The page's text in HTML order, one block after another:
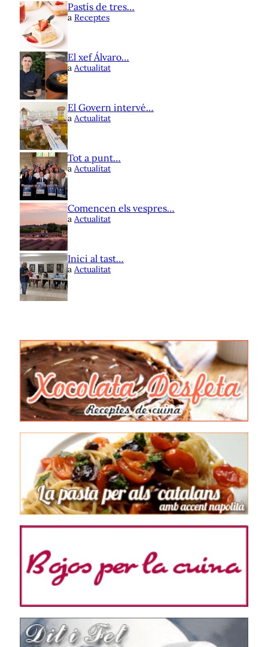
Pastís de tres…
a Receptes
El xef Álvaro…
a Actualitat
El Govern intervé…
a Actualitat
Tot a punt…
a Actualitat
Comencen els vespres…
a Actualitat
Inici al tast…
a Actualitat